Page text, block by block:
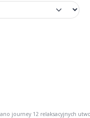
journey 12 relaksacyjnych